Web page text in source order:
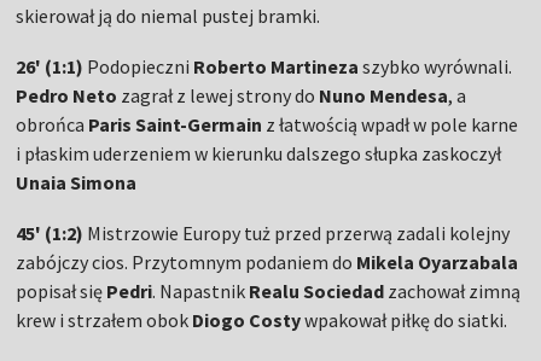
skierował ją do niemal pustej bramki.
26' (1:1) Podopieczni Roberto Martineza szybko wyrównali.
Pedro Neto zagrał z lewej strony do Nuno Mendesa, a
obrońca Paris Saint-Germain z łatwością wpadł w pole karne
i płaskim uderzeniem w kierunku dalszego słupka zaskoczył
Unaia Simona
45' (1:2) Mistrzowie Europy tuż przed przerwą zadali kolejny
zabójczy cios. Przytomnym podaniem do Mikela Oyarzabala
popisał się Pedri. Napastnik Realu Sociedad zachował zimną
krew i strzałem obok Diogo Costywpakował piłkę do siatki.